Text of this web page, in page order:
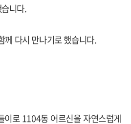
니다.
께 다시 만나기로 했습니다.
이로 1104동 어르신을 자연스럽게